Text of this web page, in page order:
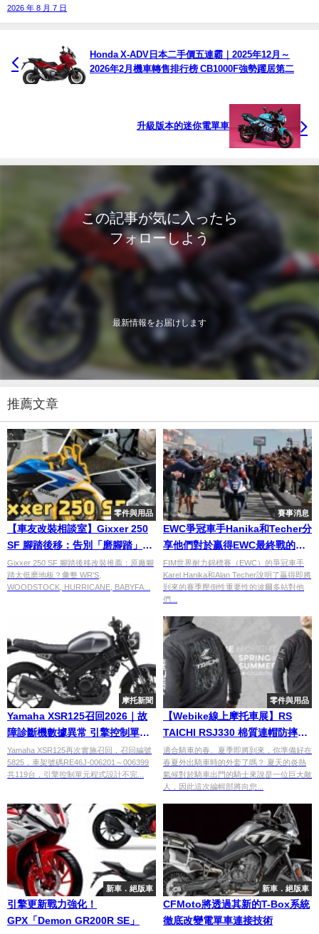
2026 年 8 月 7 日
Honda X-ADV日本二手價五連霸｜2025年12月～
2026年2月機車轉售排行榜 CB1000F強勢躍居第二
升級版本的迷你電單車
この記事が気に入ったら
フォローしよう
最新情報をお届けします
推薦文章
零件與用品
【車友改裝相談室】Gixxer 250
SF 腳踏後移：告別「磨腳踏」的
尷尬，找回真正的操控樂趣！｜
台日車友評價匯總
Gixxer 250 SF 腳踏後移改裝推薦：原廠腳
踏太低磨地板？彙整 WR'S,
WOODSTOCK, HURRICANE, BABYFA...
賽事消息
EWC爭冠車手Hanika和Techer分
享他們對於贏得EWC最終戰的意
義
FIM世界耐力錦標賽（EWC）的爭冠車手
Karel Hanika和Alan Techer說明了贏得即將
到來的賽季壓倒性重要性的波爾多站對他
們...
摩托新聞
Yamaha XSR125召回2026｜故
障診斷機數據異常 引擎控制單元
程式更新對象119台
Yamaha XSR125再次實施召回，召回編號
5825，車架號碼RE46J-006201～006399
共119台，引擎控制單元程式設計不完...
零件與用品
【Webike線上摩托車展】RS
TAICHI RSJ330 棉質連帽防摔外
套
適合騎車的春、夏季即將到來，你準備好在
春夏外出騎車時的外套了嗎？ 夏天的炎熱
氣候對於騎車出門的騎士來說是一位巨大敵
人，因此這次編輯部將向您...
新車．絕版車
引擎更新戰力強化！
GPX「Demon GR200R SE」
新車．絕版車
CFMoto將透過其新的T-Box系統
徹底改變電單車連接技術